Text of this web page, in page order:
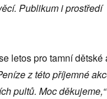
Publikum i prostředí
letos pro tamní dětské
z této příjemné
pultů. Moc děkujeme,“